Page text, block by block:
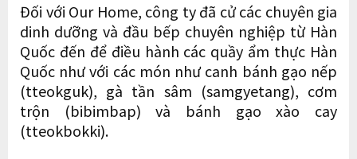
Đối với Our Home, công ty đã cử các chuyên gia
dinh dưỡng và đầu bếp chuyên nghiệp từ Hàn
Quốc đến để điều hành các quầy ẩm thực Hàn
Quốc như với các món như canh bánh gạo nếp
(tteokguk), gà tần sâm (samgyetang), cơm
trộn (bibimbap) và bánh gạo xào cay
(tteokbokki).